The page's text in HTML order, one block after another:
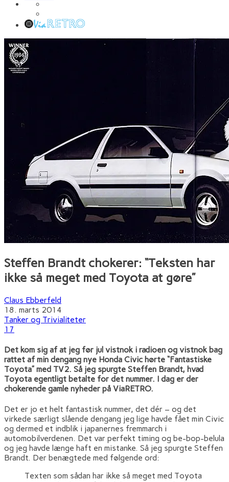
Steffen Brandt chokerer: “Teksten har
ikke så meget med Toyota at gøre”
Claus Ebberfeld
18. marts 2014
Tanker og Trivialiteter
17
Det kom sig af at jeg før jul vistnok i radioen og vistnok bag
rattet af min dengang nye Honda Civic hørte “Fantastiske
Toyota” med TV2. Så jeg spurgte Steffen Brandt, hvad
Toyota egentligt betalte for det nummer. I dag er der
chokerende gamle nyheder på ViaRETRO.
Det er jo et helt fantastisk nummer, det dér – og det
virkede særligt slående dengang jeg lige havde fået min Civic
og dermed et indblik i japanernes fremmarch i
automobilverdenen. Det var perfekt timing og be-bop-belula
og jeg havde længe haft en mistanke. Så jeg spurgte Steffen
Brandt. Der benægtede med følgende ord:
Texten som sådan har ikke så meget med Toyota